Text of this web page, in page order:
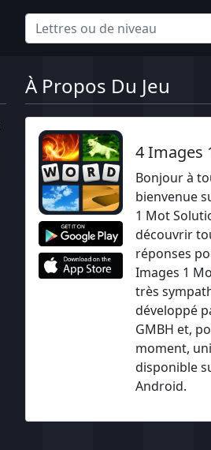
À Propos Du Jeu
4 Images
Bonjour à
bienvenue
1 Mot
découvrir
réponses
Images 1
très
développé
GMBH et,
moment,
disponible
Android.